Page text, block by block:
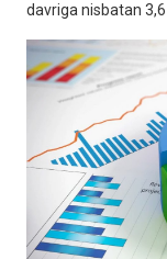
davriga nisbatan 3,6